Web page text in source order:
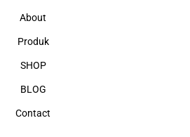
About
Produk
SHOP
BLOG
Contact